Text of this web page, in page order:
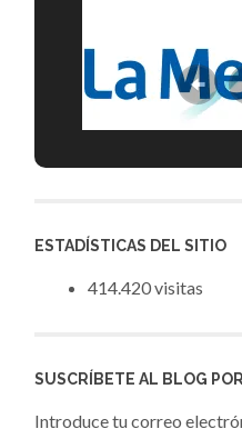
ESTADÍSTICAS DEL SITIO
414.420 visitas
SUSCRÍBETE AL BLOG
Introduce tu correo